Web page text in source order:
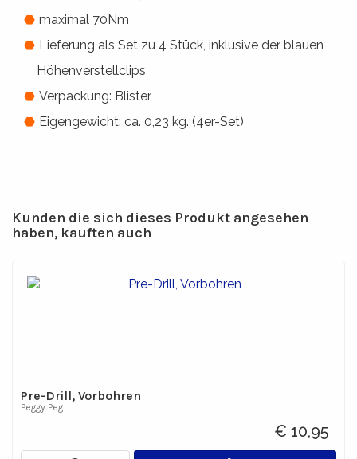
maximal 70Nm
Lieferung als Set zu 4 Stück, inklusive der blauen
Höhenverstellclips
Verpackung: Blister
Eigengewicht: ca. 0,23 kg. (4er-Set)
Kunden die sich dieses Produkt angesehen
haben, kauften auch
Pre-Drill, Vorbohren
Peggy Peg
€ 10,95